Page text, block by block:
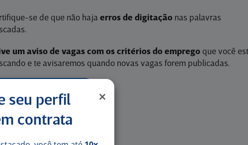
se de que não haja erros de digitaçãonas palavras
um aviso de vagas com os critérios do empregoque você
e te avisaremos quando novas vagas forem publicadas.
seu perfil
contrata